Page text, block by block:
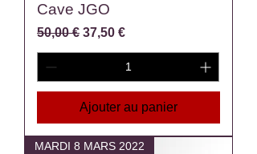
Cave JGO
Prix original
50,00 € Prix promotionnel
37,50 €
Ajouter au panier
MARDI 8 MARS 2022